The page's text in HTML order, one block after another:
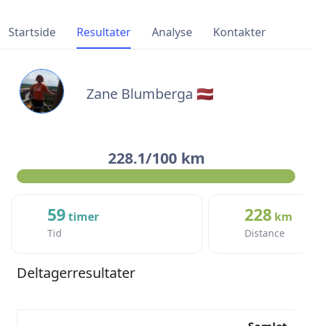
Startside Resultater Analyse Kontakter
Zane Blumberga 🇱🇻
228.1/100 km
59timer
Tid
228km
Distance
Deltagerresultater